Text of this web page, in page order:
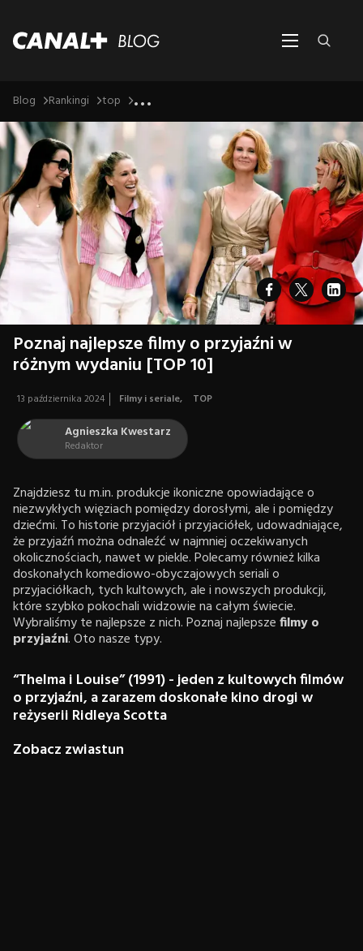
Blog Rankingi top ...
Poznaj najlepsze filmy o przyjaźni w
różnym wydaniu [TOP 10]
13 października 2024 Filmy i seriale, TOP
Agnieszka Kwestarz
Redaktor
Znajdziesz tu m.in. produkcje ikoniczne opowiadające o
niezwykłych więziach pomiędzy dorosłymi, ale i pomiędzy
dziećmi. To historie przyjaciół i przyjaciółek, udowadniające,
że przyjaźń można odnaleźć w najmniej oczekiwanych
okolicznościach, nawet w piekle. Polecamy również kilka
doskonałych komediowo-obyczajowych seriali o
przyjaciółkach, tych kultowych, ale i nowszych produkcji,
które szybko pokochali widzowie na całym świecie.
Wybraliśmy te najlepsze z nich. Poznaj najlepszefilmy o
przyjaźni. Oto nasze typy.
“Thelma i Louise” (1991) - jeden z kultowych filmów
o przyjaźni, a zarazem doskonałe kino drogi w
reżyserii Ridleya Scotta
Zobacz zwiastun